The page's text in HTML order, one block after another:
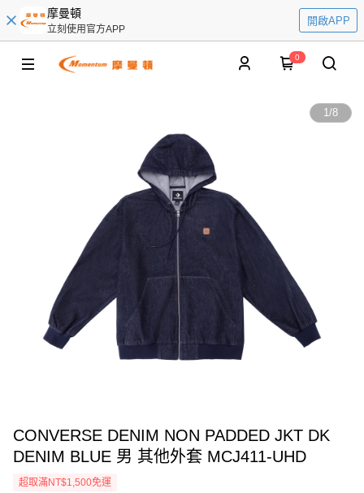
摩曼頓
立刻使用官方APP
開啟APP
0
1/8
CONVERSE DENIM NON PADDED JKT DK
DENIM BLUE 男 其他外套 MCJ411-UHD
超取滿NT$1,500免運